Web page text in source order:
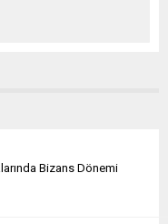
Bizans Dönemi